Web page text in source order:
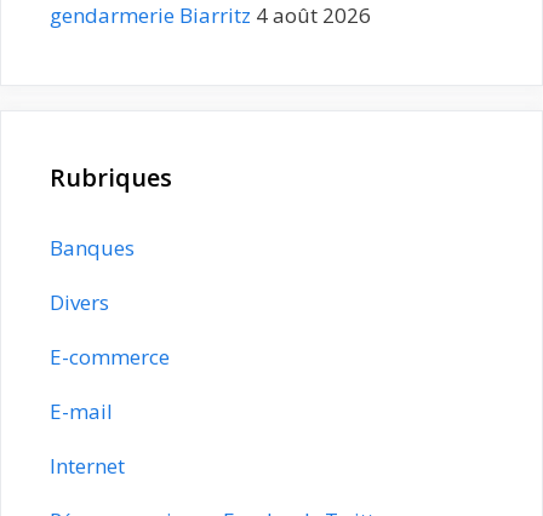
gendarmerie Biarritz 4 août 2026
Rubriques
Banques
Divers
E-commerce
E-mail
Internet